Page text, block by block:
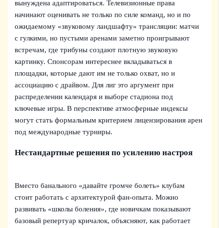
вынуждена адаптироваться. Телевизионные права
начинают оценивать не только по силе команд, но и по
ожидаемому «звуковому ландшафту» трансляции: матчи
с гулкими, но пустыми аренами заметно проигрывают
встречам, где трибуны создают плотную звуковую
картинку. Спонсорам интереснее вкладываться в
площадки, которые дают им не только охват, но и
ассоциацию с драйвом. Для лиг это аргумент при
распределении календаря и выборе стадиона под
ключевые игры. В перспективе атмосферные индексы
могут стать формальным критерием лицензирования арен
под международные турниры.
Нестандартные решения по усилению настроя
Вместо банального «давайте громче болеть» клубам
стоит работать с архитектурой фан‑опыта. Можно
развивать «школы боления», где новичкам показывают
базовый репертуар кричалок, объясняют, как работает